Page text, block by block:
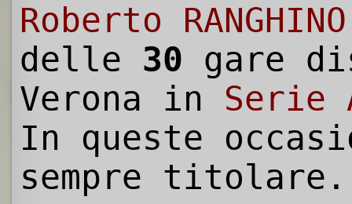
Roberto RANGHINO
delle 30 gare
Verona in Serie
In queste
sempre titolare.